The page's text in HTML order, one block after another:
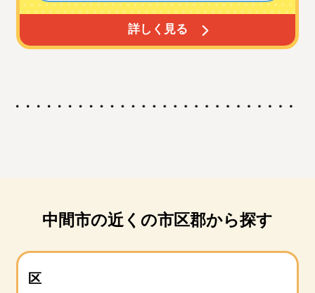
詳しく見る
中間市の近くの市区郡から探す
区